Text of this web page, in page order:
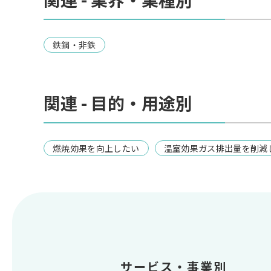
鉄鋼・非鉄
関連 - 目的・用途別
燃焼効果を向上したい 温室効果ガス排出量を削減
サービス・事業別